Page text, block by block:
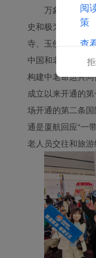
万象是老挝
史和极为厚重的
寺、玉佛寺、塔
中国和老挝建立
构建中老命运共
成立以来开通的
场开通的第二条
通是厦航回应“一
老人员交往和旅游
阅
策
查